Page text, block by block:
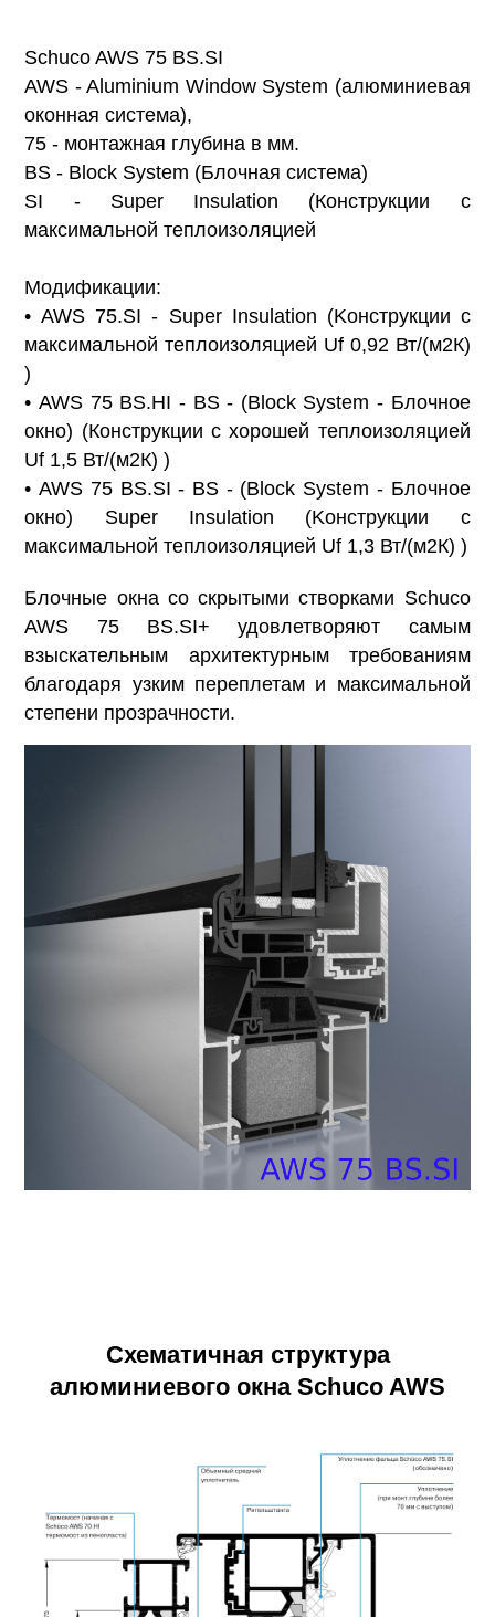
Schuco AWS 75 BS.SI
AWS - Aluminium Window System (алюминиевая
оконная система),
75 - монтажная глубина в мм.
BS - Block System (Блочная система)
SI - Super Insulation (Конструкции с
максимальной теплоизоляцией
Модификации:
• AWS 75.SI - Super Insulation (Koнcтpукции c
мaкcимaльнoй тeплoизoляциeй Uf 0,92 Вт/(м2К)
)
• AWS 75 BS.HI - BS - (Block System - Блочное
окно) (Конструкции с хорошей теплоизоляцией
Uf 1,5 Вт/(м2К) )
• AWS 75 BS.SI - BS - (Block System - Блочное
окно) Super Insulation (Koнcтpукции c
мaкcимaльнoй тeплoизoляциeй Uf 1,3 Вт/(м2К) )
Блочные окна со скрытыми створками Schuco
AWS 75 BS.SI+ удовлетворяют самым
взыскательным архитектурным требованиям
благодаря узким переплетам и максимальной
степени прозрачности.
Схематичная структура
алюминиевого окна Schuco AWS